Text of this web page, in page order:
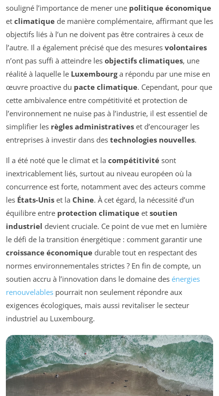
souligné l’importance de mener une politique économique
et climatique de manière complémentaire, affirmant que les
objectifs liés à l’un ne doivent pas être contraires à ceux de
l’autre. Il a également précisé que des mesures volontaires
n’ont pas suffi à atteindre les objectifs climatiques, une
réalité à laquelle le Luxembourga répondu par une mise en
œuvre proactive du pacte climatique. Cependant, pour que
cette ambivalence entre compétitivité et protection de
l’environnement ne nuise pas à l’industrie, il est essentiel de
simplifier les règles administratives et d’encourager les
entreprises à investir dans des technologies nouvelles.
Il a été noté que le climat et la compétitivité sont
inextricablement liés, surtout au niveau européen où la
concurrence est forte, notamment avec des acteurs comme
les États-Unis et la Chine. À cet égard, la nécessité d’un
équilibre entre protection climatique et soutien
industriel devient cruciale. Ce point de vue met en lumière
le défi de la transition énergétique : comment garantir une
croissance économique durable tout en respectant des
normes environnementales strictes ? En fin de compte, un
soutien accru à l’innovation dans le domaine des énergies
renouvelables pourrait non seulement répondre aux
exigences écologiques, mais aussi revitaliser le secteur
industriel au Luxembourg.